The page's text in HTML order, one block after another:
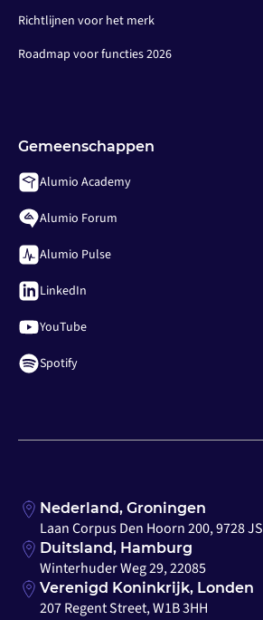
Richtlijnen voor het merk
Roadmap voor functies 2026
Gemeenschappen
Alumio Academy
Alumio Forum
Alumio Pulse
LinkedIn
YouTube
Spotify
Nederland, Groningen
Laan Corpus Den Hoorn 200, 9728 JS
Duitsland, Hamburg
Winterhuder Weg 29, 22085
Verenigd Koninkrijk, Londen
207 Regent Street, W1B 3HH